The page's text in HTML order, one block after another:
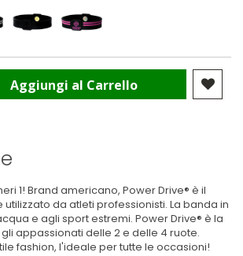
Aggiungi al Carrello
1! Brand americano, Power Drive® è il
da atleti professionisti. La banda in
e agli sport estremi. Power Drive® è la
appassionati delle 2 e delle 4 ruote.
fashion, l'ideale per tutte le occasioni!